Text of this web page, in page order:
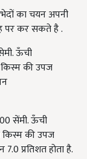
का चयन अपनी
पर कर सकते है .
ऊँची
की उपज
सेंमी. ऊँची
किस्म की उपज
प्रतिशत होता है.